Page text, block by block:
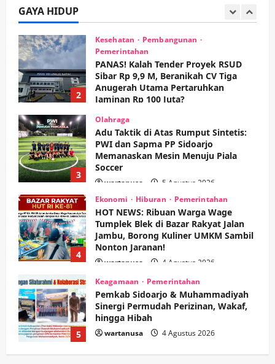
GAYA HIDUP
2
Jaminan Rp 100 Juta?
wartanusa 5 Agustus 2026
3
Olahraga
Adu Taktik di Atas Rumput Sintetis:
PWI dan Sapma PP Sidoarjo
Memanaskan Mesin Menuju Piala
Soccer
wartanusa 5 Agustus 2026
4
Ekonomi
HOT NEWS: Ribuan Warga Wage
Tumplek Blek di Bazar Rakyat Jalan
Jambu, Borong Kuliner UMKM Sambil
Nonton Jaranan!
wartanusa 4 Agustus 2026
5
Keagamaan Pemerintahan
Pemkab Sidoarjo & Muhammadiyah
Sinergi Permudah Perizinan, Wakaf,
hingga Hibah
wartanusa 4 Agustus 2026
1
Kesehatan Pemerintahan
Ubah Lahan Tidur Jadi Cuan: Wabup
Sidoarjo Apresiasi Inovasi Teh Daun
Kumis Kucing Produk Anggota TNI AL
wartanusa 8 Agustus 2026